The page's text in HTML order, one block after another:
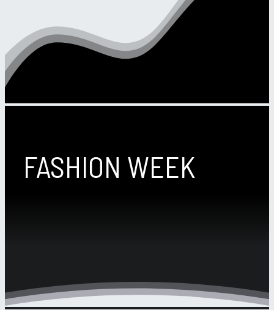
FASHION WEEK